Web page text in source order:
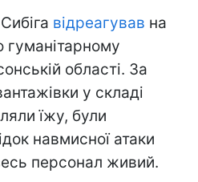
відреагував на
гуманітарному
області. За
у складі
їжу, були
навмисної атаки
персонал живий.